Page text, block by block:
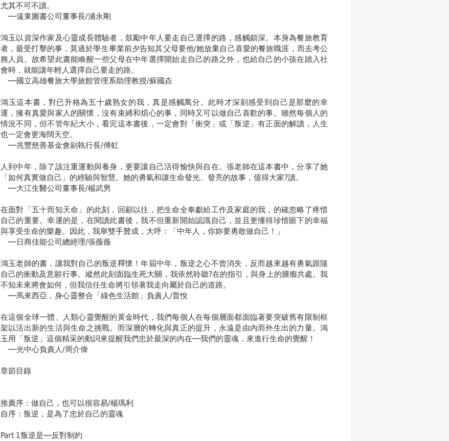
尤其不可不讀。
──遠東圖書公司董事長/浦永剛
鴻玉以資深作家及心靈成長體驗者，鼓勵中年人要走自己選擇的路，感觸頗深。本身為餐旅教育
者，最受打擊的事，莫過於學生畢業前夕告知其父母要他/她放棄自己喜愛的餐旅職涯，而去考公
務人員。故希望此書能喚醒一些父母在中年選擇開始走自己的路之外，也給自己的小孩在踏入社
會時，就能讓年輕人選擇自己要走的路。
──國立高雄餐旅大學旅館管理系助理教授/蘇國垚
鴻玉這本書，對已升格為五十歲熟女的我，真是感觸萬分。此時才深刻感受到自己是那麼的幸
運，擁有真愛與家人的關懷，沒有束縛和煩心的事，同時又可以做自己喜歡的事。雖然每個人的
情況不同，但不管年紀大小，看完這本書後，一定會對「衝突」或「叛逆」有正面的解讀，人生
也一定會更海闊天空。
──兆豐慈善基金會副執行長/傅虹
人到中年，除了該注重運動與養身，更要讓自己活得愉快與自在。張老師在這本書中，分享了她
「如何真實做自己」的經驗與智慧。她的勇氣和讓生命發光、發亮的故事，值得大家?讀。
──大江生醫公司董事長/楊武男
在面對「五十而知天命」的此刻，回顧以往，把生命全奉獻給工作及家庭的我，的確忽略了疼惜
自己的重要。幸運的是，在閱讀此書後，我不但重新開始認識自己，並且更懂得珍惜眼下的幸福
與享受生命的樂趣。因此，我舉雙手贊成，大呼：「中年人，你妳要勇敢做自己！」
──日商佳能公司總經理/張薇薇
鴻玉老師的書，讓我對自己的叛逆釋懷！年屆中年，叛逆之心不曾消失，反而越來越有勇氣跟隨
自己的衝動及意願行事。縱然此刻面臨生死大關，我依然聆聽?在的指引，與身上的腫瘤共處。我
不知未來將會如何，但我信任生命將引領著我走向屬於自己的道路。
──馬來西亞，身心靈整合「綠色生活館」負責人/普悅
在這個全球一體、人類心靈覺醒的黃金時代，我們每個人在每個層面都面臨著要突破舊有限制框
架以活出新的生活與生命之挑戰。而深層的轉化與真正的提升，永遠是由內而外生出的力量。鴻
玉用「叛逆」這個精采的動詞來提醒我們忠於最深的內在──我們的靈魂，來進行生命的覺醒！
──光中心負責人/周介偉
章節目錄
推薦序：做自己，也可以很容易/楊瑪利
自序：叛逆，是為了忠於自己的靈魂
Part 1叛逆是──反對制約